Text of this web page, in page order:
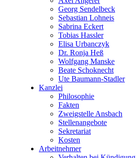
Georg Sendelbeck
Sebastian Lohneis
Sabrina Eckert
Tobias Hassler
Elisa Urbanczyk
Dr. Ronja Heß
Wolfgang Manske
Beate Schoknecht
Ute Baumann-Stadler
Kanzlei
Philosophie
Fakten
Zweigstelle Ansbach
Stellenangebote
Sekretariat
Kosten
Arbeitnehmer